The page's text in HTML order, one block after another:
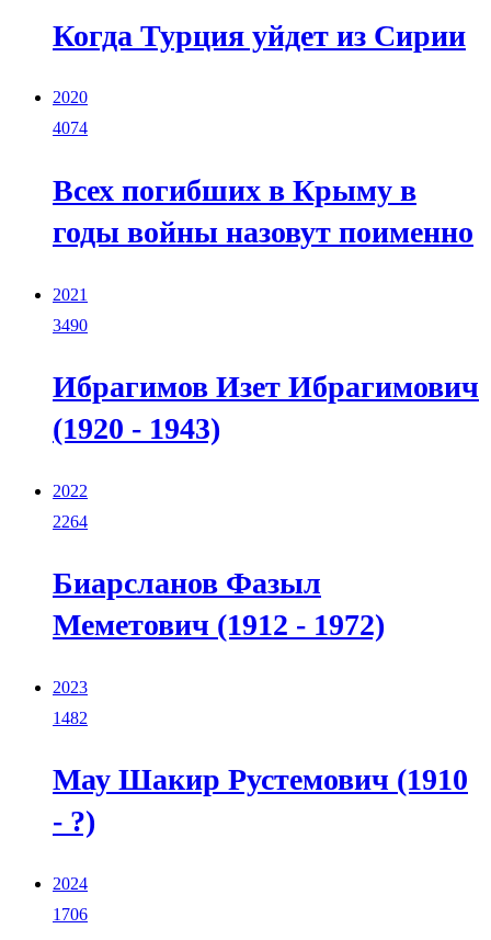
Когда Турция уйдет из Сирии
2020
4074
Всех погибших в Крыму в
годы войны назовут поименно
2021
3490
Ибрагимов Изет Ибрагимович
(1920 - 1943)
2022
2264
Биарсланов Фазыл
Меметович (1912 - 1972)
2023
1482
Мау Шакир Рустемович (1910
- ?)
2024
1706